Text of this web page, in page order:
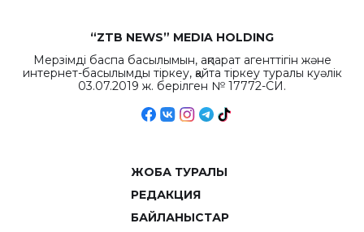
“ZTB NEWS” MEDIA HOLDING
Мерзімді баспа басылымын, ақпарат агенттігін және
интернет-басылымды тіркеу, қайта тіркеу туралы куәлік
03.07.2019 ж. берілген № 17772-СИ.
ЖОБА ТУРАЛЫ
РЕДАКЦИЯ
БАЙЛАНЫСТАР